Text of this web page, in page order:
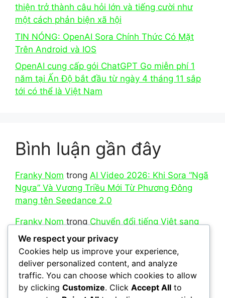
thiện trở thành câu hỏi lớn và tiếng cười như
một cách phản biện xã hội
TIN NÓNG: OpenAI Sora Chính Thức Có Mặt
Trên Android và IOS
OpenAI cung cấp gói ChatGPT Go miễn phí 1
năm tại Ấn Độ bắt đầu từ ngày 4 tháng 11 sắp
tới có thể là Việt Nam
Bình luận gần đây
Franky Nom trong AI Video 2026: Khi Sora “Ngã
Ngựa” Và Vương Triều Mới Từ Phương Đông
mang tên Seedance 2.0
Franky Nom trong Chuyển đổi tiếng Việt sang
Teencode là gì?
Franky NomtrongSo sánh AI Nano Banana Pro
của Google với model Seedream 5.0 mới của
ByteDance
We respect your privacy
Cookies help us improve your experience,
deliver personalized content, and analyze
traffic. You can choose which cookies to allow
by clicking Customize. Click Accept All to